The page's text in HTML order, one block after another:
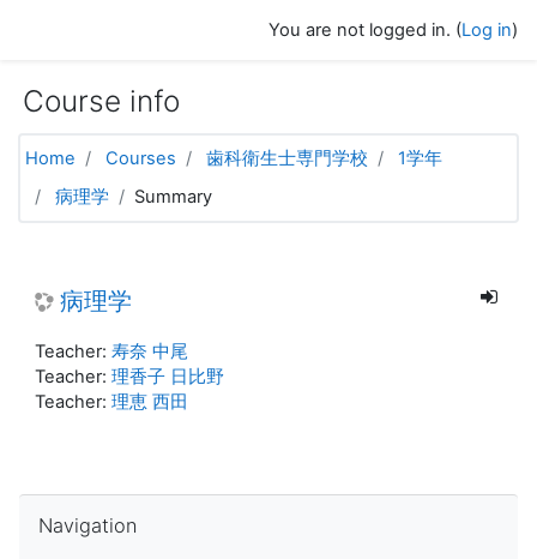
You are not logged in. (Log in)
Course info
Home Courses 歯科衛生士専門学校
1学年
病理学
Summary
病理学
Teacher: 寿奈 中尾
Teacher: 理香子 日比野
Teacher: 理恵 西田
Navigation